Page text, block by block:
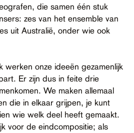
die samen één stuk
zes van het ensemble van
uit Australië, onder wie ook
werken onze ideeën gezamenlijk
Er zijn dus in feite drie
We maken allemaal
die in elkaar grijpen, je kunt
wie welk deel heeft gemaakt.
voor de eindcompositie; als